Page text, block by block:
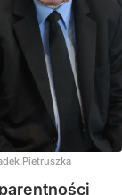
Pietruszka